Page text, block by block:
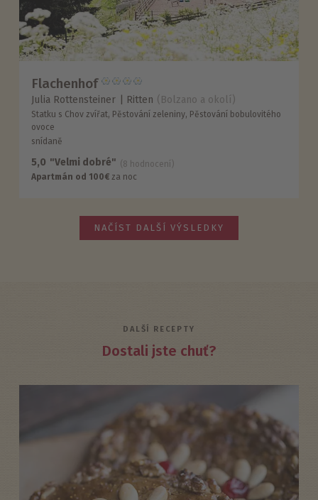
Flachenhof
Julia Rottensteiner Ritten (Bolzano a okolí)
Statku s Chov zvířat, Pěstování zeleniny, Pěstování bobulovitého
ovoce
snídaně
5,0 "Velmi dobré" (8 hodnocení)
Apartmán od 100€ za noc
NAČÍST DALŠÍ VÝSLEDKY
DALŠÍ RECEPTY
Dostali jste chuť?